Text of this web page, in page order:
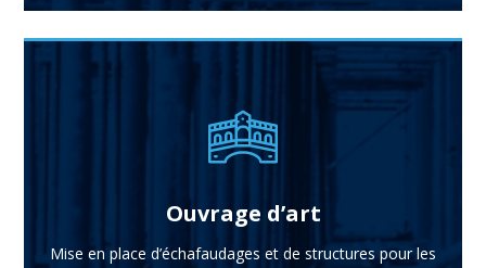
Ouvrage d’art
Mise en place d’échafaudages et de structures pour les